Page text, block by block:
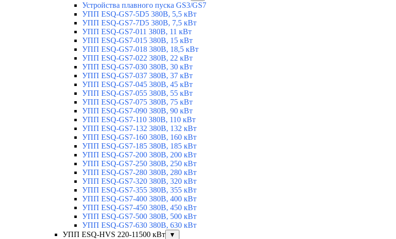
Устройства плавного пуска GS3/GS7
УПП ESQ-GS7-5D5 380В, 5,5 кВт
УПП ESQ-GS7-7D5 380В, 7,5 кВт
УПП ESQ-GS7-011 380В, 11 кВт
УПП ESQ-GS7-015 380В, 15 кВт
УПП ESQ-GS7-018 380В, 18,5 кВт
УПП ESQ-GS7-022 380В, 22 кВт
УПП ESQ-GS7-030 380В, 30 кВт
УПП ESQ-GS7-037 380В, 37 кВт
УПП ESQ-GS7-045 380В, 45 кВт
УПП ESQ-GS7-055 380В, 55 кВт
УПП ESQ-GS7-075 380В, 75 кВт
УПП ESQ-GS7-090 380В, 90 кВт
УПП ESQ-GS7-110 380В, 110 кВт
УПП ESQ-GS7-132 380В, 132 кВт
УПП ESQ-GS7-160 380В, 160 кВт
УПП ESQ-GS7-185 380В, 185 кВт
УПП ESQ-GS7-200 380В, 200 кВт
УПП ESQ-GS7-250 380В, 250 кВт
УПП ESQ-GS7-280 380В, 280 кВт
УПП ESQ-GS7-320 380В, 320 кВт
УПП ESQ-GS7-355 380В, 355 кВт
УПП ESQ-GS7-400 380В, 400 кВт
УПП ESQ-GS7-450 380В, 450 кВт
УПП ESQ-GS7-500 380В, 500 кВт
УПП ESQ-GS7-630 380В, 630 кВт
УПП ESQ-HVS 220-11500 кВт
▼